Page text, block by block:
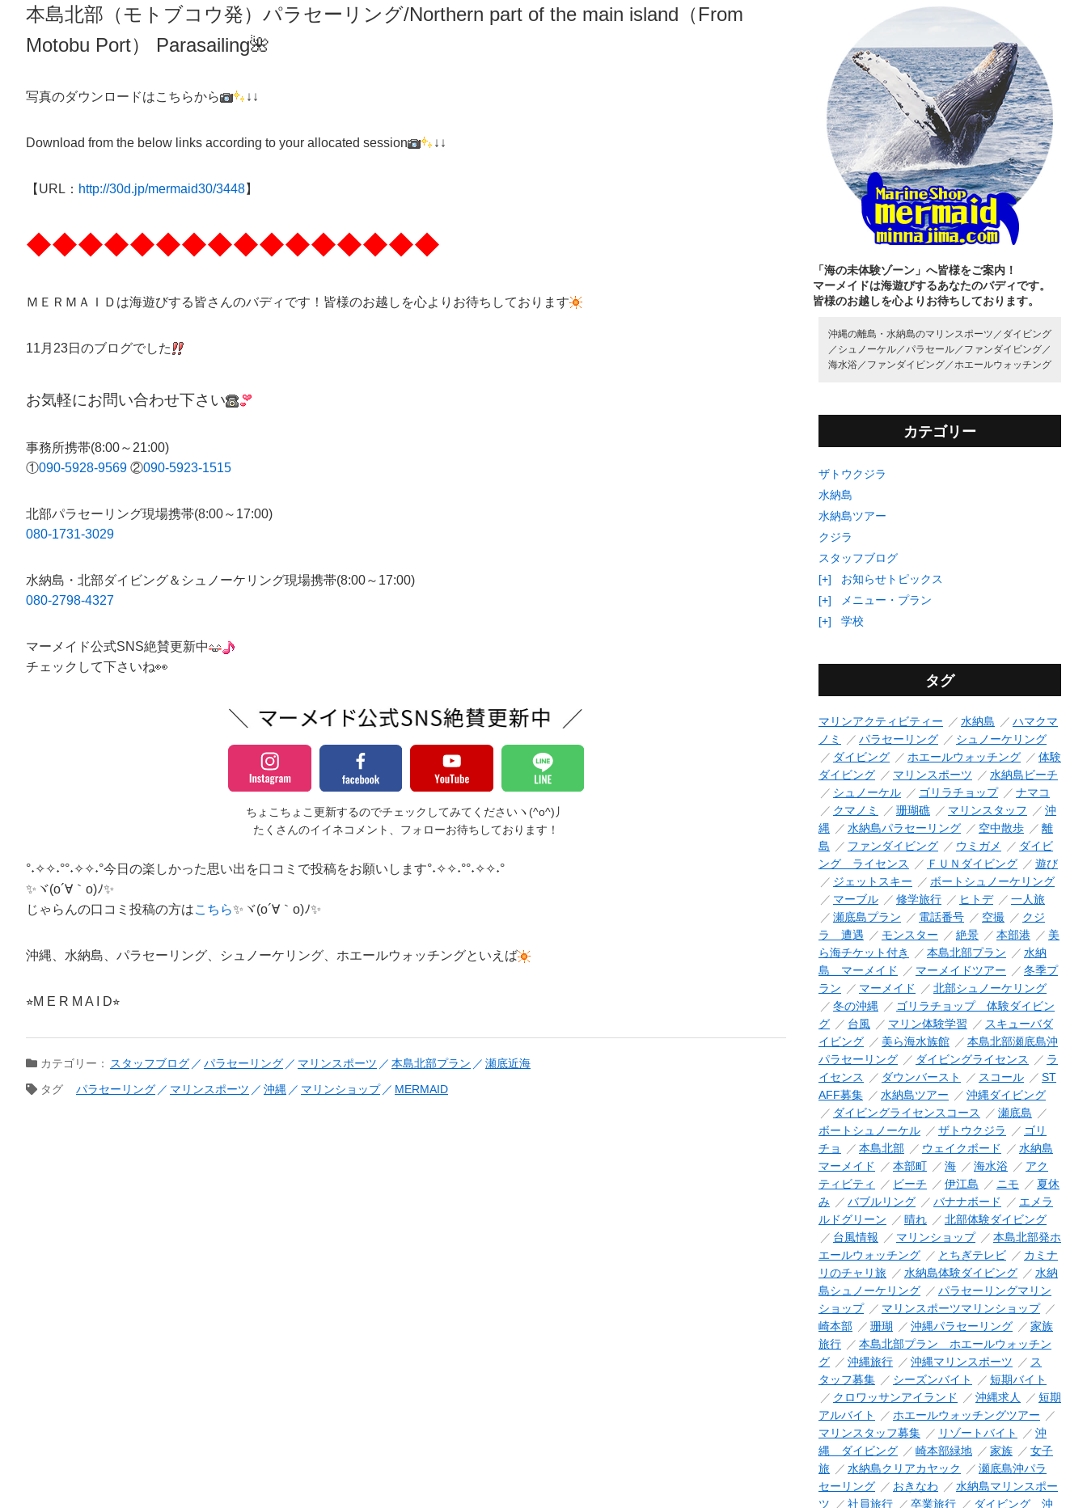
本島北部（モトブコウ発）パラセーリング/Northern part of the main island（From
Motobu Port）
Parasailing🌺
写真のダウンロードはこちらから ↓↓
Download from the below links according to your allocated session ↓↓
【URL： http://30d.jp/mermaid30/3448】
◆◆◆◆◆◆◆◆◆◆◆◆◆◆◆◆
ＭＥＲＭＡＩＤは海遊びする皆さんのバディです！皆様のお越しを心よりお待ちしております
11月23日のブログでした
お気軽にお問い合わせ下さい
事務所携帯(8:00～21:00)
①090-5928-9569 ②090-5923-1515
北部パラセーリング現場携帯(8:00～17:00)
080-1731-3029
水納島・北部ダイビング＆シュノーケリング現場携帯(8:00～17:00)
080-2798-4327
マーメイド公式SNS絶賛更新中
チェックして下さいね👀
ちょこちょこ更新するのでチェックしてみてくださいヽ(^o^)丿
たくさんのイイネコメント、フォローお待ちしております！
°˖✧✧˖°°˖✧✧˖°今日の楽しかった思い出を口コミで投稿をお願いします°˖✧✧˖°°˖✧✧˖°
✨ヾ(o´∀｀o)ﾉ✨
じゃらんの口コミ投稿の方はこちら✨ヾ(o´∀｀o)ﾉ✨
沖縄、水納島、パラセーリング、シュノーケリング、ホエールウォッチングといえば
⭐︎M E R M A I D⭐︎
カテゴリー： スタッフブログ パラセーリング マリンスポーツ 本島北部プラン
瀬底近海
タグ
パラセーリング マリンスポーツ 沖縄 マリンショップ MERMAID
「海の未体験ゾーン」へ皆様をご案内！
マーメイドは海遊びするあなたのバディです。
皆様のお越しを心よりお待ちしております。
沖縄の離島・水納島のマリンスポーツ／ ダイビング
／ シュノーケル／ パラセール／ ファンダイビング／
海水浴／ ファンダイビング／ ホエールウォッチング
カテゴリー
ザトウクジラ
水納島
水納島ツアー
クジラ
スタッフブログ
[+]
お知らせトピックス
[+]
メニュー・プラン
[+]
学校
タグ
マリンアクティビティー 水納島
ハマクマ
ノミ
パラセーリング
シュノーケリング
ダイビング
ホエールウォッチング
体験
ダイビング
マリンスポーツ
水納島ビーチ
シュノーケル
ゴリラチョップ
ナマコ
クマノミ
珊瑚礁 マリンスタッフ
沖
縄
水納島パラセーリング 空中散歩
離
島
ファンダイビング ウミガメ
ダイビ
ング ライセンス
ＦＵＮダイビング
遊び
ジェットスキー
ボートシュノーケリング
マーブル
修学旅行 ヒトデ
一人旅
瀬底島プラン
電話番号 空撮
クジ
ラ 遭遇
モンスター 絶景 本部港
美
ら海チケット付き
本島北部プラン
水納
島 マーメイド
マーメイドツアー
冬季プ
ラン
マーメイド
北部シュノーケリング
冬の沖縄
ゴリラチョップ 体験ダイビン
グ
台風 マリン体験学習
スキューバダ
イビング
美ら海水族館
本島北部瀬底島沖
パラセーリング
ダイビングライセンス
ラ
イセンス
ダウンバースト スコール
ST
AFF募集
水納島ツアー
沖縄ダイビング
ダイビングライセンスコース
瀬底島
ボートシュノーケル
ザトウクジラ
ゴリ
チョ
本島北部 ウェイクボード
水納島
マーメイド
本部町 海 海水浴
アク
ティビティ
ビーチ 伊江島 ニモ
夏休
み
バブルリング バナナボード
エメラ
ルドグリーン
晴れ
北部体験ダイビング
台風情報
マリンショップ
本島北部発ホ
エールウォッチング
とちぎテレビ
カミナ
リのチャリ旅
水納島体験ダイビング
水納
島シュノーケリング
パラセーリングマリン
ショップ
マリンスポーツマリンショップ
崎本部
珊瑚 沖縄パラセーリング
家族
旅行
本島北部プラン ホエールウォッチン
グ
沖縄旅行 沖縄マリンスポーツ
ス
タッフ募集
シーズンバイト
短期バイト
クロワッサンアイランド
沖縄求人
短期
アルバイト
ホエールウォッチングツアー
マリンスタッフ募集
リゾートバイト
沖
縄 ダイビング
崎本部緑地 家族
女子
旅
水納島クリアカヤック
瀬底島沖パラ
セーリング
おきなわ
水納島マリンスポー
ツ
社員旅行 卒業旅行 ダイビング 沖